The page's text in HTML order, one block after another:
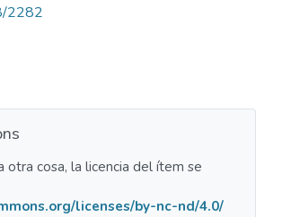
2282
otra cosa, la licencia del ítem se
licenses/by-nc-nd/4.0/